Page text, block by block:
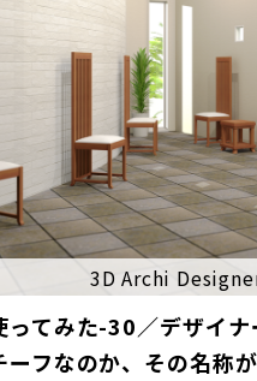
3D Archi
ってみた-30／デザイ
ーフなのか、その名称